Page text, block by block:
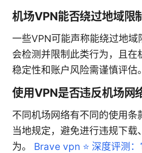
机场VPN能否绕过地域限
一些VPN可能声称能绕过地域
会检测并限制此类行为，且在
稳定性和账户风险需谨慎评估。
使用VPN是否违反机场网
不同机场网络有不同的使用条
当地规定，避免进行违规下载
为。 Brave vpn ⭐ 深度评测